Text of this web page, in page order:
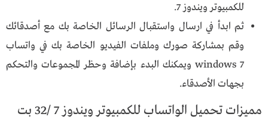
للكمبيوتر ويندوز 7.
ثم ابدأ في ارسال واستقبال الرسائل الخاصة بك مع أصدقائك
وقم بمشاركة صورك وملفات الفيديو الخاصة بك في واتساب
windows 7 ويمكنك البدء بإضافة وحظر المجموعات والتحكم
بجهات الأصدقاء.
مميزات تحميل الواتساب للكمبيوتر ويندوز 7 /32 بت